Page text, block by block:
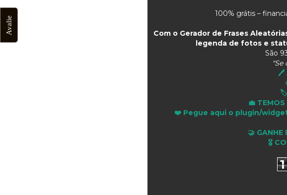
100% grátis –
Com o Gerador de Frases
legenda de fotos e
São
"Se
🖊️
🏷️
💼
❤️ Pegue aqui o plugin/
🤝
🎖
1
Avalie